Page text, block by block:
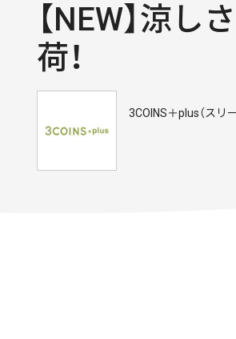
【NEW】涼
荷！
3COINS＋plus（スリ